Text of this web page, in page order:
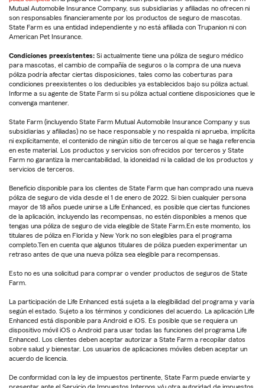
Mutual Automobile Insurance Company, sus subsidiarias y afiliadas no ofrecen ni
son responsables financieramente por los productos de seguro de mascotas.
State Farm es una entidad independiente y no está afiliada con Trupanion ni con
American Pet Insurance.
Condiciones preexistentes: Si actualmente tiene una póliza de seguro médico
para mascotas, el cambio de compañía de seguros o la compra de una nueva
póliza podría afectar ciertas disposiciones, tales como las coberturas para
condiciones preexistentes o los deducibles ya establecidos bajo su póliza actual.
Informe a su agente de State Farm si su póliza actual contiene disposiciones que le
convenga mantener.
State Farm (incluyendo State Farm Mutual Automobile Insurance Company y sus
subsidiarias y afiliadas) no se hace responsable y no respalda ni aprueba, implícita
ni explícitamente, el contenido de ningún sitio de terceros al que se haga referencia
en este material. Los productos y servicios son ofrecidos por terceros y State
Farm no garantiza la mercantabilidad, la idoneidad ni la calidad de los productos y
servicios de terceros.
Beneficio disponible para los clientes de State Farm que han comprado una nueva
póliza de seguro de vida desde el 1 de enero de 2022. Si bien cualquier persona
mayor de 18 años puede unirse a Life Enhanced, es posible que ciertas funciones
de la aplicación, incluyendo las recompensas, no estén disponibles a menos que
tengas una póliza de seguro de vida elegible de State Farm.En este momento, los
titulares de póliza en Florida y New York no son elegibles para el programa
completo.Ten en cuenta que algunos titulares de póliza pueden experimentar un
retraso antes de que una nueva póliza sea elegible para recompensas.
Esto no es una solicitud para comprar o vender productos de seguros de State
Farm.
La participación de Life Enhanced está sujeta a la elegibilidad del programa y varía
según el estado. Sujeto a los términos y condiciones del acuerdo. La aplicación Life
Enhanced está disponible para Android e iOS. Es posible que se requiera un
dispositivo móvil iOS o Android para usar todas las funciones del programa Life
Enhanced. Los clientes deben aceptar autorizar a State Farm a recopilar datos
sobre salud y bienestar. Los usuarios de aplicaciones móviles deben aceptar un
acuerdo de licencia.
De conformidad con la ley de impuestos pertinente, State Farm puede enviarte y